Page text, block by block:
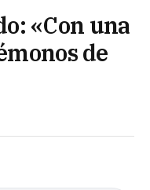
«Con una
de